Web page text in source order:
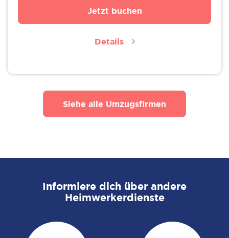
Jetzt buchen
Details
Siehe alle Umzugsfirmen
Informiere dich über andere
Heimwerkerdienste